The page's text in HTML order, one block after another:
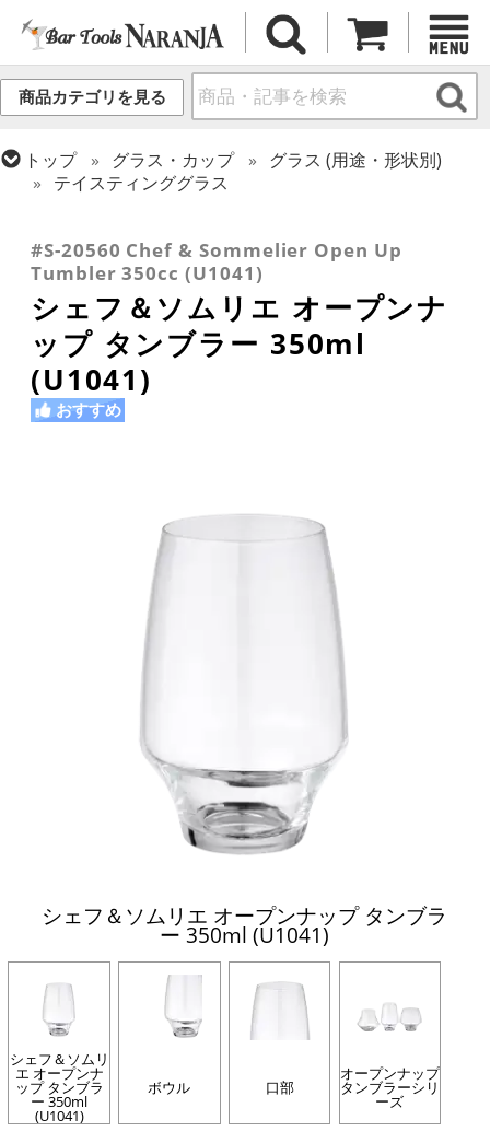
商品カテゴリを見る
トップ グラス・カップ
グラス (用途・形状別)
テイスティンググラス
ワイングラス
#S-20560 Chef & Sommelier Open Up
Tumbler 350cc (U1041)
シェフ＆ソムリエ オープンナ
ップ タンブラー 350ml
(U1041)
おすすめ
シェフ＆ソムリエ オープンナップ タンブラ
ー 350ml (U1041)
シェフ＆ソムリ
エ オープンナ
ップ タンブラ
ー 350ml
(U1041)
ボウル 口部
オープンナップ
タンブラーシリ
ーズ